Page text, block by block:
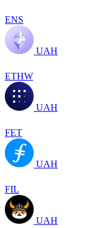
ENS
UAH
ETHW
UAH
FET
UAH
FIL
UAH